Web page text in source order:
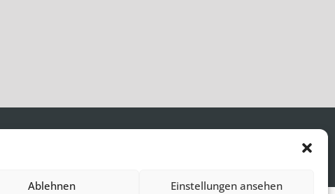
Ablehnen Einstellungen ansehen